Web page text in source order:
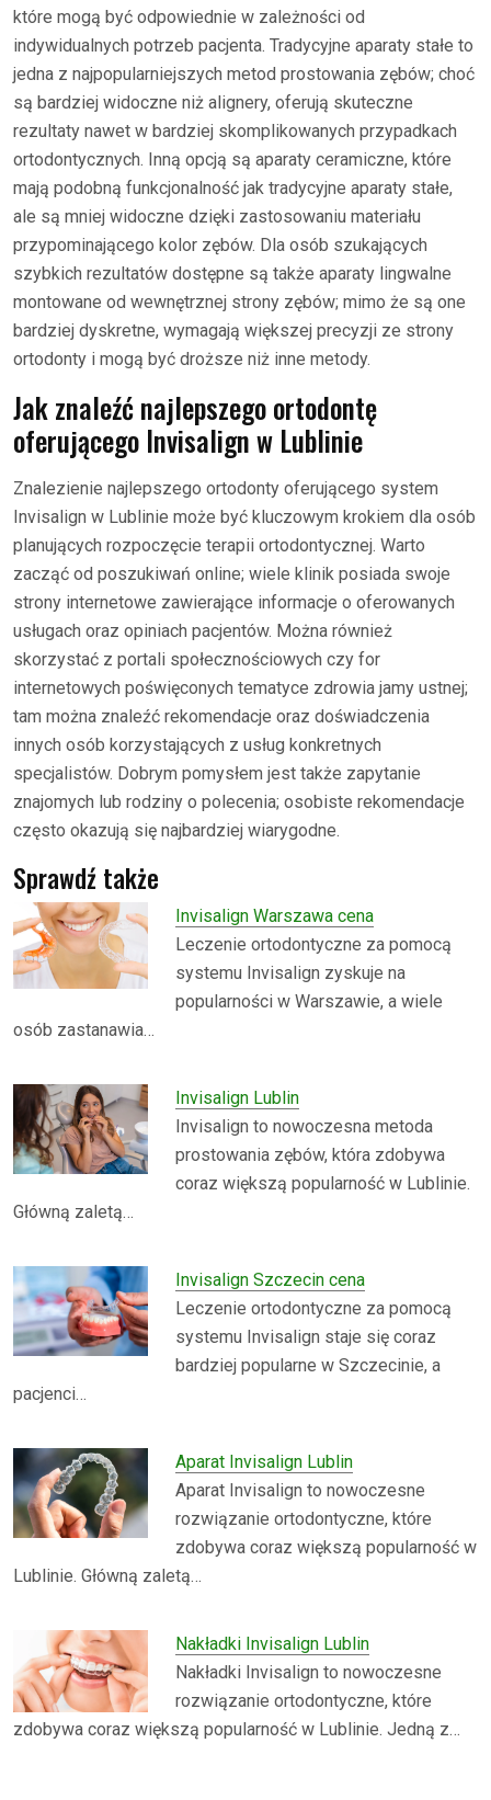
które mogą być odpowiednie w zależności od
indywidualnych potrzeb pacjenta. Tradycyjne aparaty stałe to
jedna z najpopularniejszych metod prostowania zębów; choć
są bardziej widoczne niż alignery, oferują skuteczne
rezultaty nawet w bardziej skomplikowanych przypadkach
ortodontycznych. Inną opcją są aparaty ceramiczne, które
mają podobną funkcjonalność jak tradycyjne aparaty stałe,
ale są mniej widoczne dzięki zastosowaniu materiału
przypominającego kolor zębów. Dla osób szukających
szybkich rezultatów dostępne są także aparaty lingwalne
montowane od wewnętrznej strony zębów; mimo że są one
bardziej dyskretne, wymagają większej precyzji ze strony
ortodonty i mogą być droższe niż inne metody.
Jak znaleźć najlepszego ortodontę
oferującego Invisalign w Lublinie
Znalezienie najlepszego ortodonty oferującego system
Invisalign w Lublinie może być kluczowym krokiem dla osób
planujących rozpoczęcie terapii ortodontycznej. Warto
zacząć od poszukiwań online; wiele klinik posiada swoje
strony internetowe zawierające informacje o oferowanych
usługach oraz opiniach pacjentów. Można również
skorzystać z portali społecznościowych czy for
internetowych poświęconych tematyce zdrowia jamy ustnej;
tam można znaleźć rekomendacje oraz doświadczenia
innych osób korzystających z usług konkretnych
specjalistów. Dobrym pomysłem jest także zapytanie
znajomych lub rodziny o polecenia; osobiste rekomendacje
często okazują się najbardziej wiarygodne.
Sprawdź także
Invisalign Warszawa cena
Leczenie ortodontyczne za pomocą
systemu Invisalign zyskuje na
popularności w Warszawie, a wiele
osób zastanawia…
Invisalign Lublin
Invisalign to nowoczesna metoda
prostowania zębów, która zdobywa
coraz większą popularność w Lublinie.
Główną zaletą…
Invisalign Szczecin cena
Leczenie ortodontyczne za pomocą
systemu Invisalign staje się coraz
bardziej popularne w Szczecinie, a
pacjenci…
Aparat Invisalign Lublin
Aparat Invisalign to nowoczesne
rozwiązanie ortodontyczne, które
zdobywa coraz większą popularność w
Lublinie. Główną zaletą…
Nakładki Invisalign Lublin
Nakładki Invisalign to nowoczesne
rozwiązanie ortodontyczne, które
zdobywa coraz większą popularność w Lublinie. Jedną z…